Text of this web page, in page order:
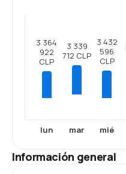
3 364
922
CLP
lun
3 339
712 CLP
mar
3 432
596
CLP
mié
Información general